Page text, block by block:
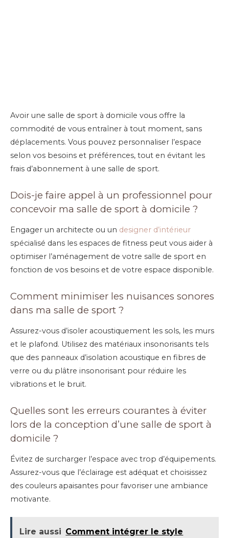
Avoir une salle de sport à domicile vous offre la
commodité de vous entraîner à tout moment, sans
déplacements. Vous pouvez personnaliser l’espace
selon vos besoins et préférences, tout en évitant les
frais d’abonnement à une salle de sport.
Dois-je faire appel à un professionnel pour
concevoir ma salle de sport à domicile ?
Engager un architecte ou un designer d’intérieur
spécialisé dans les espaces de fitness peut vous aider à
optimiser l’aménagement de votre salle de sport en
fonction de vos besoins et de votre espace disponible.
Comment minimiser les nuisances sonores
dans ma salle de sport ?
Assurez-vous d’isoler acoustiquement les sols, les murs
et le plafond. Utilisez des matériaux insonorisants tels
que des panneaux d’isolation acoustique en fibres de
verre ou du plâtre insonorisant pour réduire les
vibrations et le bruit.
Quelles sont les erreurs courantes à éviter
lors de la conception d’une salle de sport à
domicile ?
Évitez de surcharger l’espace avec trop d’équipements.
Assurez-vous que l’éclairage est adéquat et choisissez
des couleurs apaisantes pour favoriser une ambiance
motivante.
Lire aussi Comment intégrer le style